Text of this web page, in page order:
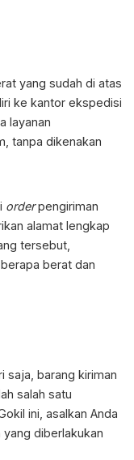
yang sudah di atas
ke kantor ekspedisi
layanan
tanpa dikenakan
orderpengiriman
alamat lengkap
tersebut,
berat dan
saja, barang kiriman
salah satu
ini, asalkan Anda
diberlakukan